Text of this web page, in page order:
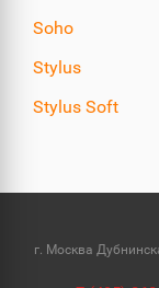
Soho
Stylus
Stylus Soft
г. Москва